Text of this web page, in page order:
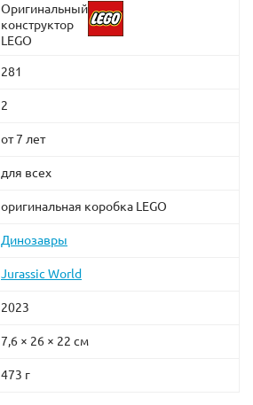
Оригинальный
конструктор
LEGO
281
2
от 7 лет
для всех
оригинальная коробка LEGO
Динозавры
Jurassic World
2023
7,6 × 26 × 22 см
473 г